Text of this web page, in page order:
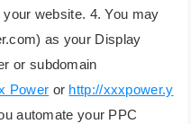
website. 4. You may
as your Display
or subdomain
Power or http://xxxpower.y
automate your PPC